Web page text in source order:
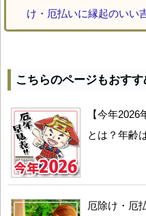
け・厄払いに縁起のいい
こちらのページもおすす
【今年
とは？年齢
厄除け・厄